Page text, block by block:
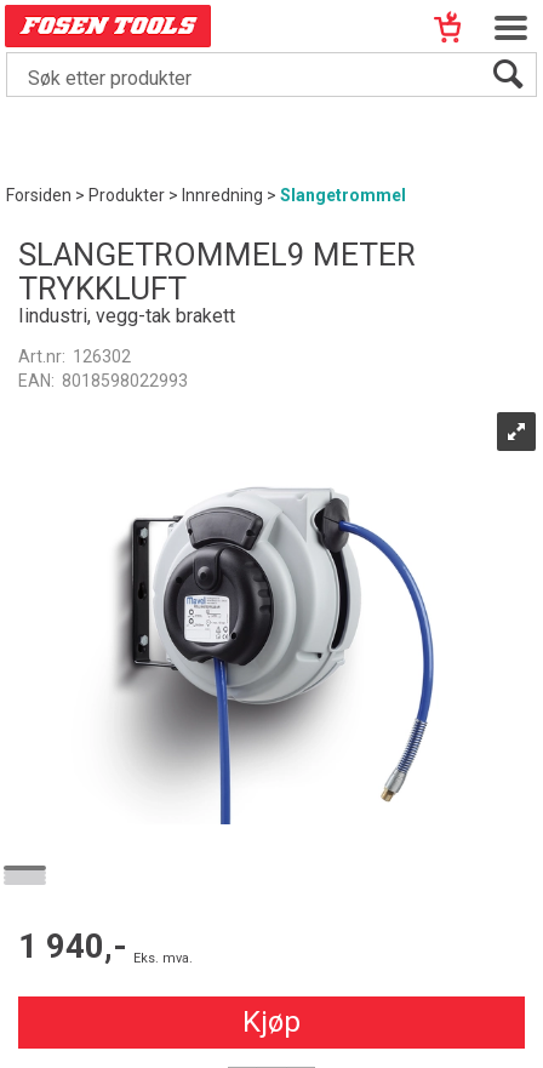
Forsiden>Produkter> Innredning>Slangetrommel
SLANGETROMMEL9 METER
TRYKKLUFT
Iindustri, vegg-tak brakett
Art.nr: 126302
EAN: 8018598022993
1 940,- Eks. mva.
Kjøp